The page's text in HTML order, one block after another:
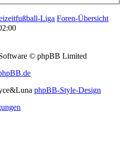
Liga Foren-Übersicht
© phpBB Limited
phpBB-Style-Design